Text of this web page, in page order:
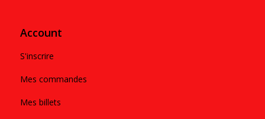
Account
S'inscrire
Mes commandes
Mes billets